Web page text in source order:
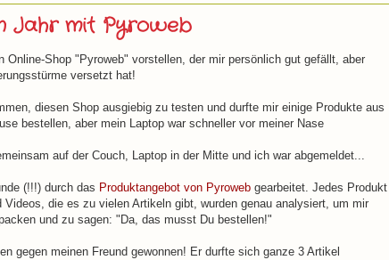
Jahr mit Pyroweb
Online-Shop "Pyroweb" vorstellen, der mir persönlich gut gefällt, aber
versetzt hat!
diesen Shop ausgiebig zu testen und durfte mir einige Produkte aus
bestellen, aber mein Laptop war schneller vor meiner Nase
auf der Couch, Laptop in der Mitte und ich war abgemeldet...
(!!!) durch das Produktangebot von Pyroweb gearbeitet. Jedes Produkt
die es zu vielen Artikeln gibt, wurden genau analysiert, um mir
und zu sagen: "Da, das musst Du bestellen!"
gegen meinen Freund gewonnen! Er durfte sich ganze 3 Artikel